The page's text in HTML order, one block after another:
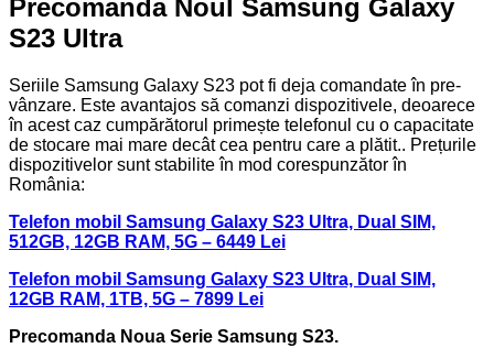
Precomanda Noul Samsung Galaxy
S23 Ultra
Seriile Samsung Galaxy S23 pot fi deja comandate în pre-
vânzare. Este avantajos să comanzi dispozitivele, deoarece
în acest caz cumpărătorul primește telefonul cu o capacitate
de stocare mai mare decât cea pentru care a plătit.. Prețurile
dispozitivelor sunt stabilite în mod corespunzător în
România:
Telefon mobil Samsung Galaxy S23 Ultra, Dual SIM,
512GB, 12GB RAM, 5G – 6449 Lei
Telefon mobil Samsung Galaxy S23 Ultra, Dual SIM,
12GB RAM, 1TB, 5G – 7899 Lei
Precomanda Noua Serie Samsung S23.